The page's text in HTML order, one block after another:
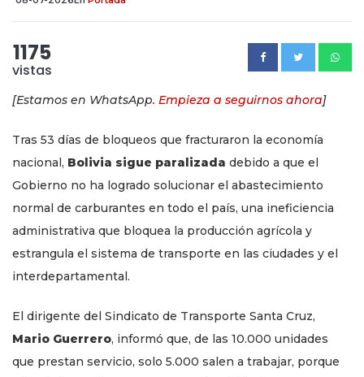
1175
vistas
[Estamos en WhatsApp. Empieza a seguirnos ahora]
Tras 53 días de bloqueos que fracturaron la economía
nacional, Bolivia sigue paralizada debido a que el
Gobierno no ha logrado solucionar el abastecimiento
normal de carburantes en todo el país, una ineficiencia
administrativa que bloquea la producción agrícola y
estrangula el sistema de transporte en las ciudades y el
interdepartamental.
El dirigente del Sindicato de Transporte Santa Cruz,
Mario Guerrero, informó que, de las 10.000 unidades
que prestan servicio, solo 5.000 salen a trabajar, porque